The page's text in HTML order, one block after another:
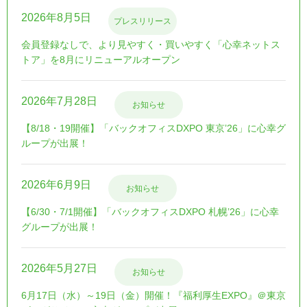
2026年8月5日 プレスリリース
会員登録なしで、より見やすく・買いやすく「心幸ネットス
トア」を8月にリニューアルオープン
2026年7月28日 お知らせ
【8/18・19開催】「バックオフィスDXPO 東京’26」に心幸グ
ループが出展！
2026年6月9日 お知らせ
【6/30・7/1開催】「バックオフィスDXPO 札幌’26」に心幸
グループが出展！
2026年5月27日 お知らせ
6月17日（水）～19日（金）開催！『福利厚生EXPO』＠東京